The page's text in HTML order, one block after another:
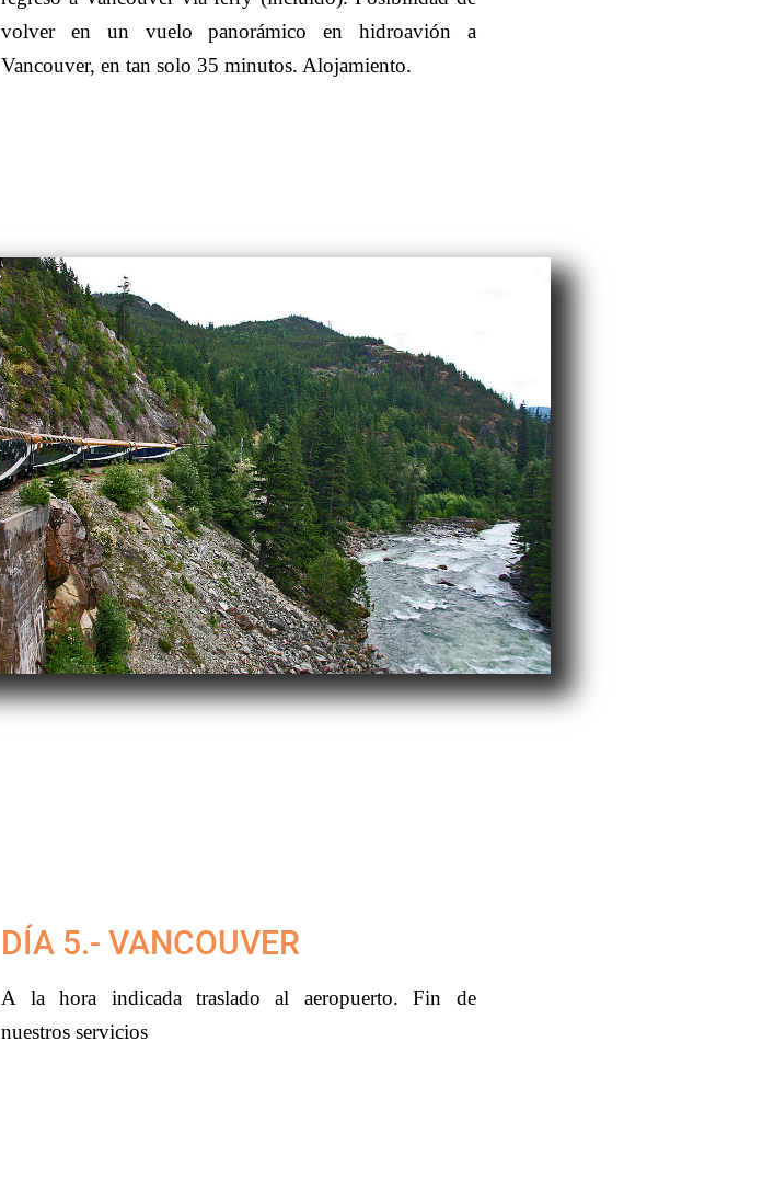
volver en un vuelo panorámico en hidroavión a
Vancouver, en tan solo 35 minutos. Alojamiento.
DÍA 5.- VANCOUVER
A la hora indicada traslado al aeropuerto. Fin de
nuestros servicios